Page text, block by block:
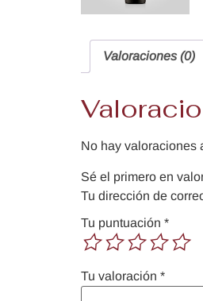
Valoraciones (0)
No hay valoraciones
Sé el primero en
Tu dirección de
Tu puntuación *
Tu valoración *